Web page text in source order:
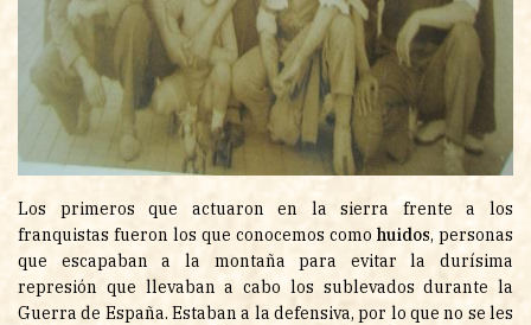
Los primeros que actuaron en la sierra frente a los
franquistas fueron los que conocemos como huidos, personas
que escapaban a la montaña para evitar la durísima
represión que llevaban a cabo los sublevados durante la
Guerra de España. Estaban a la defensiva, por lo que no se les